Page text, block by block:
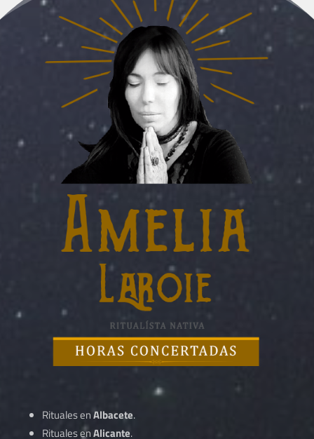
Rituales enAlbacete.
Rituales enAlicante.